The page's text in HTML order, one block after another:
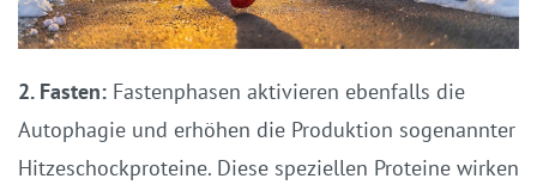
2. Fasten: Fastenphasen aktivieren ebenfalls die
Autophagie und erhöhen die Produktion sogenannter
Hitzeschockproteine. Diese speziellen Proteine wirken